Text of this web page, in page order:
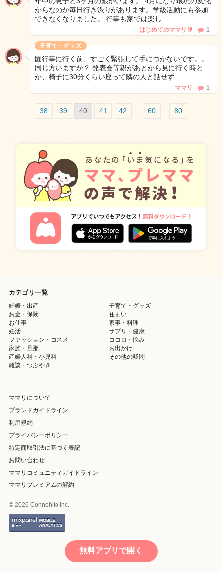
からなのか毎日行き渋りがあります。学級活動にも参加
できなくなりました。 行事も家では楽し…
はじめてのママリ🔰 1
子育て・グッズ
園行事に行く前、すごく緊張して手につかないです。。
同じ方いますか？ 発表会等親があとから見に行く時と
か、椅子に30分くらい座って隣の人と話せず…
ママリ 1
38 39 40 41 42 60 80
カテゴリ一覧
妊娠・出産
子育て・グッズ
お金・保険
住まい
お仕事
家事・料理
妊活
サプリ・健康
ファッション・コスメ
ココロ・悩み
家族・旦那
お出かけ
産婦人科・小児科
その他の疑問
雑談・つぶやき
ママリについて
ブランドガイドライン
利用規約
プライバシーポリシー
特定商取引法に基づく表記
お問い合わせ
ママリコミュニティガイドライン
ママリプレミアムの解約
© 2026 Connehito Inc.
無料アプリで開く